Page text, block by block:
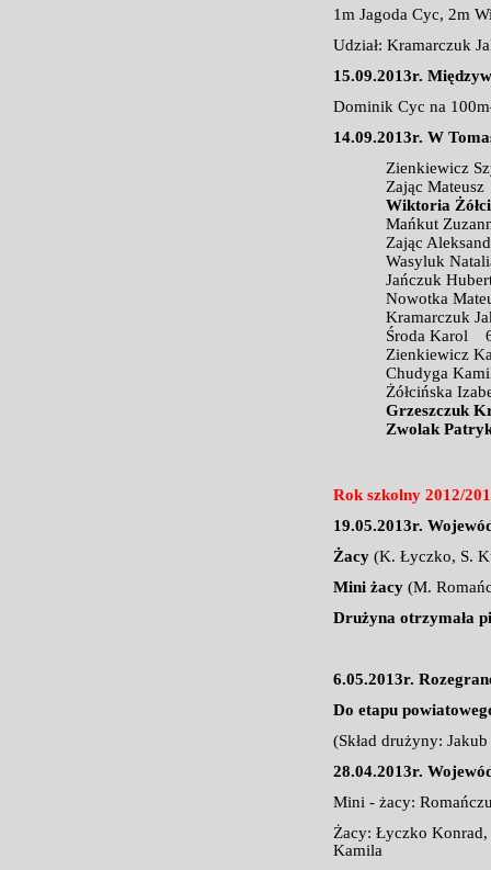
1m Jagoda Cyc, 2m
Udział: Kramarczuk
15.09.2013r.
Dominik Cyc na
14.09.2013r. W
Zienkiewicz
Zając
Wiktoria
Mańkut
Zając
Wasyluk
Jańczuk
Nowotka
Kramarczuk
Środa Karol
Zienkiewicz
Chudyga
Żółcińska
Grzeszczuk
Zwolak
Rok szkolny 2012/
19.05.2013r.
Żacy (K. Łyczko, S.
Mini żacy (M.
Drużyna otrzymała
6.05.2013r.
Do etapu
(Skład drużyny:
28.04.2013r.
Mini - żacy:
Żacy: Łyczko Konrad,
Kamila